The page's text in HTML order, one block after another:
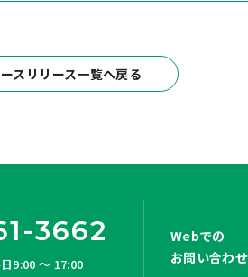
スリリース一覧へ戻る
3662
9:00 ～ 17:00
Webでの
お問い合わせ